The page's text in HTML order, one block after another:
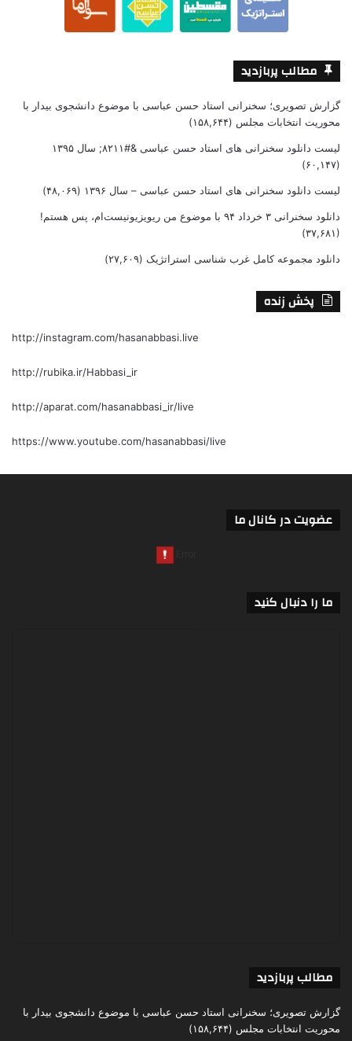
مطالب پربازدید
گزارش تصویری؛ سخنرانی استاد حسن عباسی با موضوع دانشجوی بیدار با
محوریت انتخابات مجلس (۱۵۸,۶۴۴)
لیست دانلود سخنرانی های استاد حسن عباسی &#۸۲۱۱; سال ۱۳۹۵
(۶۰,۱۴۷)
لیست دانلود سخنرانی های استاد حسن عباسی – سال ۱۳۹۶ (۴۸,۰۶۹)
دانلود سخنرانی ۳ خرداد ۹۴ با موضوع من ریویزیونیست‌ام، پس هستم!
(۳۷,۶۸۱)
دانلود مجموعه کامل غرب شناسی استراتژیک (۲۷,۶۰۹)
پخش زنده
http://instagram.com/hasanabbasi.live
http://rubika.ir/Habbasi_ir
http://aparat.com/hasanabbasi_ir/live
https://www.youtube.com/hasanabbasi/live
عضویت در کانال ما
ما را دنبال کنید
مطالب پربازدید
گزارش تصویری؛ سخنرانی استاد حسن عباسی با موضوع دانشجوی بیدار با
محوریت انتخابات مجلس (۱۵۸,۶۴۴)